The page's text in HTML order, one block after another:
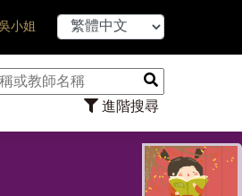
小姐
進階搜尋
【7/31】114學年